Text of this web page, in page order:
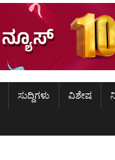
ಸುದ್ದಿಗಳು ವಿಶೇಷ